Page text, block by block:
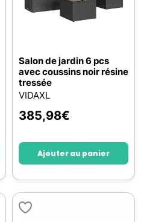
Salon de jardin 6 pcs
avec coussins noir résine
tressée
VIDAXL
385,98€
Ajouter au panier